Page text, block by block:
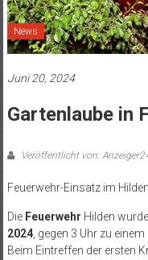
News
Juni 20, 2024
Gartenlaube in
Veröffentlicht von:
Feuerwehr-Einsatz im
Die Feuerwehr Hilden
2024, gegen 3 Uhr zu einem
Beim Eintreffen der ersten